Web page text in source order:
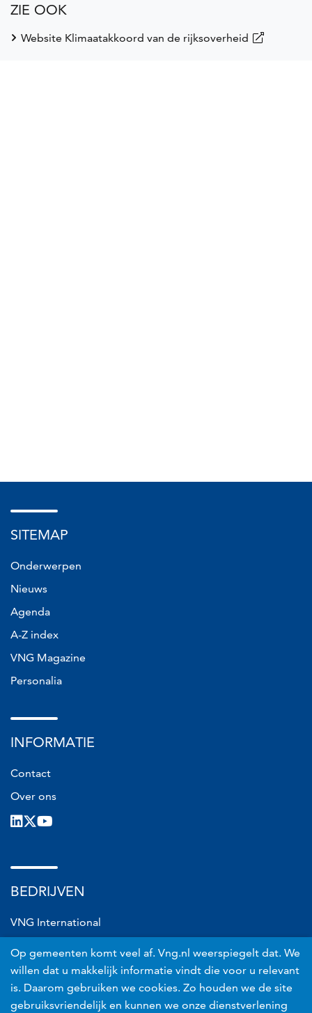
ZIE OOK
Website Klimaatakkoord van de rijksoverheid
SITEMAP
Onderwerpen
Nieuws
Agenda
A-Z index
VNG Magazine
Personalia
INFORMATIE
Contact
Over ons
LinkedIn
X
BEDRIJVEN
VNG International
VNG Realisatie
VNG Risicobeheer
Op gemeenten komt veel af. Vng.nl weerspiegelt dat. We
willen dat u makkelijk informatie vindt die voor u relevant
is. Daarom gebruiken we cookies. Zo houden we de site
gebruiksvriendelijk en kunnen we onze dienstverlening